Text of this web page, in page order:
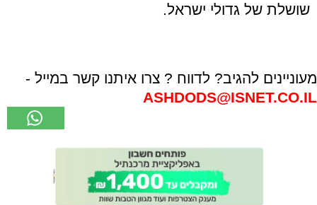
שושלת של גדולי ישראל.
מעוניינים להגיב? לדווח ? צרו איתנו קשר במייל -
ASHDODS@ISNET.CO.IL